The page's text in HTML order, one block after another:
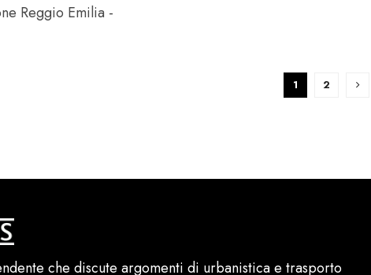
Reggio Emilia -
1 2
che discute argomenti di urbanistica e trasporto